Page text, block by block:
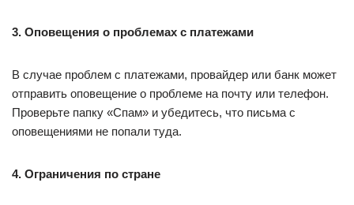
3. Оповещения о проблемах с платежами
В случае проблем с платежами, провайдер или банк может
отправить оповещение о проблеме на почту или телефон.
Проверьте папку «Спам» и убедитесь, что письма с
оповещениями не попали туда.
4. Ограничения по стране